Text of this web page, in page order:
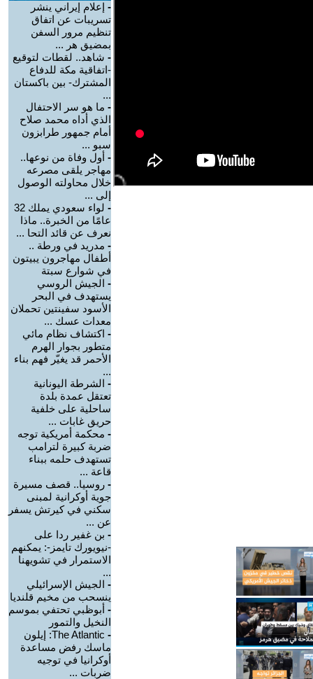
- إعلام إيراني ينشر
تسريبات عن اتفاق
تنظيم مرور السفن
بمضيق هر ...
- شاهد.. لقطات لتوقيع
-اتفاقية مكة للدفاع
المشترك- بين باكستان
...
- ما هو سر الاحتفال
الذي أداه محمد صلاح
أمام جمهور طرابزون
سبو ...
- أول وفاة من نوعها..
مهاجر يلقى مصرعه
خلال محاولته الوصول
إلى ...
-
لواء سعودي يملك 32
عامًا من الخبرة.. ماذا
نعرف عن قائد التحا ...
- مدريد في ورطة ..
أطفال مهاجرون يبيتون
في شوارع سبتة
- الجيش الروسي
يستهدف في البحر
الأسود سفينتين تحملان
معدات عسك ...
- اكتشاف نظام مائي
متطور بجوار الهرم
الأحمر قد يغيّر فهم بناء
...
- الشرطة اليونانية
تعتقل عمدة بلدة
ساحلية على خلفية
حريق غابات ...
- محكمة أمريكية توجه
ضربة كبيرة لترامب
تستهدف حلمه ببناء
قاعة ...
- روسيا.. قصف مسيرة
جوية أوكرانية لمبنى
سكني في كيرتش يسفر
عن ...
- بن غفير ردا على
-نيويورك تايمز-: يمكنهم
الاستمرار في تشويهنا
...
- الجيش الإسرائيلي
ينسحب من مخيم قلنديا
- أبوظبي تحتفي بموسم
النخيل والتمور
-
The Atlantic: إيلون
ماسك رفض مساعدة
أوكرانيا في توجيه
ضربات ...